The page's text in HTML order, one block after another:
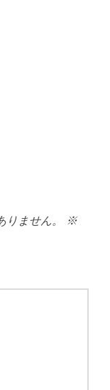
ません。
※